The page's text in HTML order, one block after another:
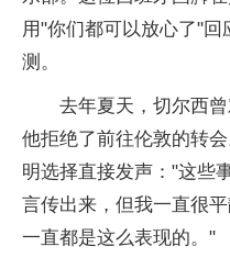
用"你们都可以放心了"
测。
去年夏天，切尔西
他拒绝了前往伦敦的转
明选择直接发声："这些
言传出来，但我一直很
一直都是这么表现的。"